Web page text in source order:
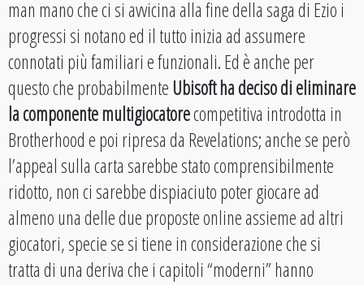
man mano che ci si avvicina alla fine della saga di Ezio i
progressi si notano ed il tutto inizia ad assumere
connotati più familiari e funzionali. Ed è anche per
questo che probabilmenteUbisoft ha deciso di eliminare
la componente multigiocatorecompetitiva introdotta in
Brotherhood e poi ripresa da Revelations; anche se però
l’appeal sulla carta sarebbe stato comprensibilmente
ridotto, non ci sarebbe dispiaciuto poter giocare ad
almeno una delle due proposte online assieme ad altri
giocatori, specie se si tiene in considerazione che si
tratta di una deriva che i capitoli “moderni” hanno